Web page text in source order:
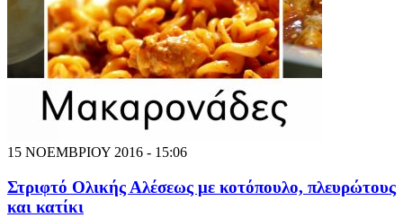
15 ΝΟΕΜΒΡΙΟΥ 2016 - 15:06
Στριφτό Ολικής Αλέσεως με κοτόπουλο, πλευρώτους
και κατίκι